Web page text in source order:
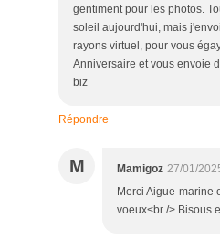
gentiment pour les photos.
soleil aujourd'hui, mais
rayons virtuel, pour vous
Anniversaire et vous envoie
biz
Répondre
M Mamigoz 27/01/
Merci Aigue-marine
voeux<br /> Bisous